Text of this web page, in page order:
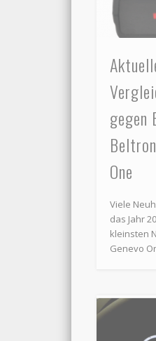
One
Viele
das Jahr
kleinsten
Genevo